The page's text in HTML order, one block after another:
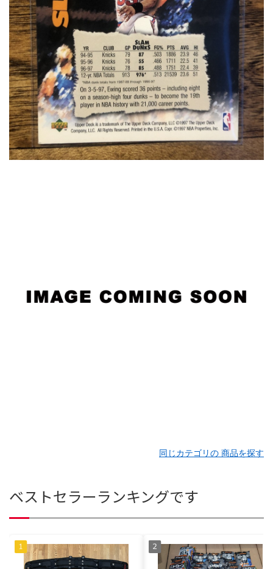
同じカテゴリの 商品を探す
ベストセラーランキングです